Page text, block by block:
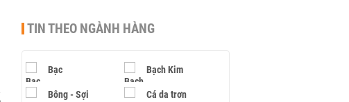
TIN THEO NGÀNH HÀNG
Bạc Bạch Kim
Bông - Sợi Cá da trơn